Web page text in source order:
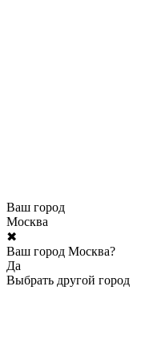
Ваш город
Москва
✖
Ваш город Москва?
Да
Выбрать другой город